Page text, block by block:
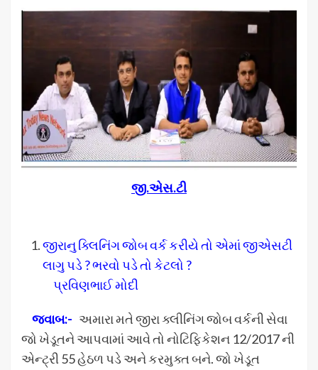
જી.એસ.ટી
જીરાનુ ક્લિનિંગ જોબ વર્ક કરીયે તો એમાં જીએસટી
લાગુ પડે ? ભરવો પડે તો કેટલો ?
પ્રવિણભાઈ મોદી
જવાબ:- અમારા મતે જીરા ક્લીનિંગ જોબ વર્કની સેવા
જો ખેડૂતને આપવામાં આવે તો નોટિફિકેશન 12/2017 ની
એન્ટ્રી 55 હેઠળ પડે અને કરમુક્ત બને. જો ખેડૂત